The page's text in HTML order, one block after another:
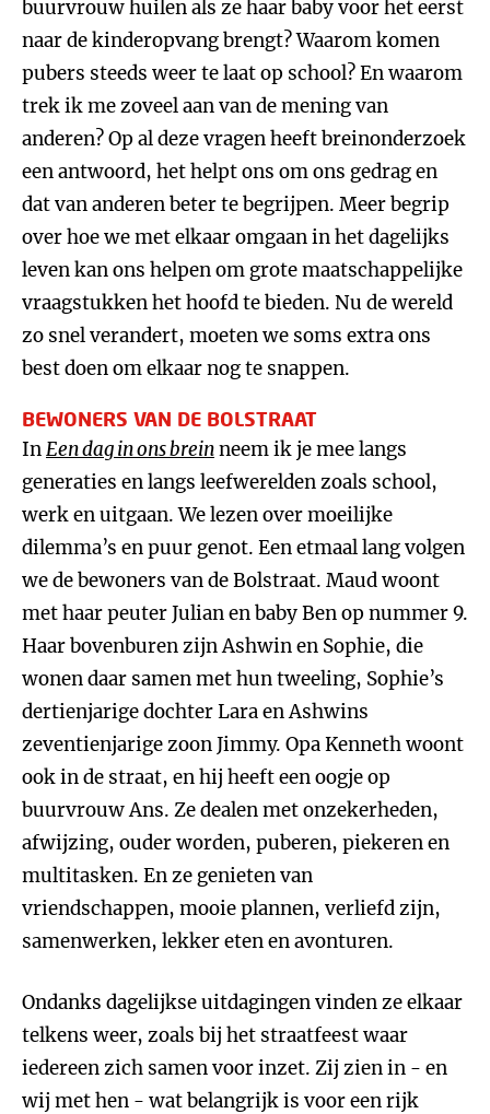
buurvrouw huilen als ze haar baby voor het eerst
naar de kinderopvang brengt? Waarom komen
pubers steeds weer te laat op school? En waarom
trek ik me zoveel aan van de mening van
anderen? Op al deze vragen heeft breinonderzoek
een antwoord, het helpt ons om ons gedrag en
dat van anderen beter te begrijpen. Meer begrip
over hoe we met elkaar omgaan in het dagelijks
leven kan ons helpen om grote maatschappelijke
vraagstukken het hoofd te bieden. Nu de wereld
zo snel verandert, moeten we soms extra ons
best doen om elkaar nog te snappen.
BEWONERS VAN DE BOLSTRAAT
InEen dag in ons breinneem ik je mee langs
generaties en langs leefwerelden zoals school,
werk en uitgaan. We lezen over moeilijke
dilemma’s en puur genot. Een etmaal lang volgen
we de bewoners van de Bolstraat. Maud woont
met haar peuter Julian en baby Ben op nummer 9.
Haar bovenburen zijn Ashwin en Sophie, die
wonen daar samen met hun tweeling, Sophie’s
dertienjarige dochter Lara en Ashwins
zeventienjarige zoon Jimmy. Opa Kenneth woont
ook in de straat, en hij heeft een oogje op
buurvrouw Ans. Ze dealen met onzekerheden,
afwijzing, ouder worden, puberen, piekeren en
multitasken. En ze genieten van
vriendschappen, mooie plannen, verliefd zijn,
samenwerken, lekker eten en avonturen.
Ondanks dagelijkse uitdagingen vinden ze elkaar
telkens weer, zoals bij het straatfeest waar
iedereen zich samen voor inzet. Zij zien in - en
wij met hen - wat belangrijk is voor een rijk